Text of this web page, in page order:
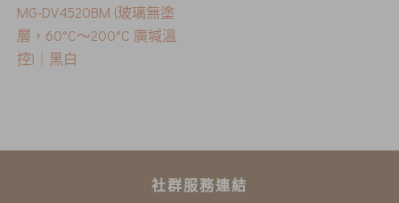
MG-DV4520BM (玻璃無塗
層，60°C〜200°C 廣堿溫
控)｜黑白
社群服務連結